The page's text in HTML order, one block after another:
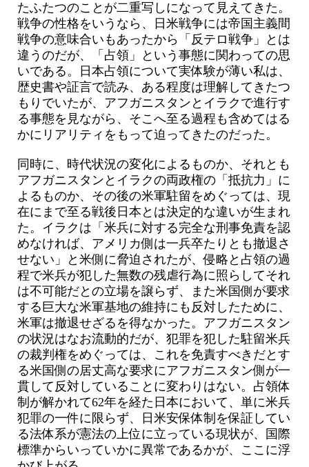
たふたつのことが二重写しになって見えてきた。
戦争の性格をいうなら、日米戦争には帝国主義間
戦争の意味合いもあったから「反テロ戦争」とは
違うのだが、「占領」という事態に関わっての思
いである。日本占領について実体験が薄い私は、
歴史書や証言で読み、ある程度は理解してきたつ
もりでいたが、アフガニスタンとイラクで進行す
る事態を見ながら、そこへ至る過程も含めてはる
かにリアリティをもって迫ってきたのだった。
同時に、時代状況の変化によるものか、それとも
アフガニスタンとイラクの両政権の「抵抗力」に
よるものか、その後の米軍駐留をめぐっては、現
在にまで至る戦後日本とは決定的な違いが生まれ
た。イラクは「米兵に対する完全な刑事免責を認
めなければ、アメリカ側は一兵卒たりとも撤退さ
せない」と米側に脅迫されたが、侵略と占領の過
程で米兵が犯した無数の残虐行為に照らしてそれ
は不可能だとの立場を譲らず、また米国側が要求
する巨大な米軍基地の維持にも反対したために、
米軍は撤退せざるを得なかった。アフガニスタン
の状況はなお流動的だが、犯罪を犯した駐留米兵
の裁判権をめぐっては、これを免責すべきだとす
る米国側の居丈高な要求にアフガニスタン側が一
貫して反対していることに変わりはない。占領体
制が解かれて62年を経た日本において、単に米兵
犯罪の一件に限らず、日米安保体制を保証してい
る法体系が憲法の上位に立っている現状が、国際
標準からいっていかに異常であるかが、ここに浮